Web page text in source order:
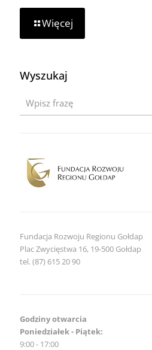
Więcej
Wiosna
–
zaproszenie
Wyszukaj
Fundacja Rozwoju Regionu Gołdap
Plac Zwycięstwa 16, 19-500 Gołdap
tel. (87) 615 20 90
Godziny otwarcia
Poniedziałek - Piątek:
9:00 - 17:00